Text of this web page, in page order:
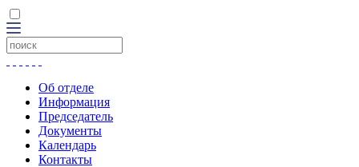
Об отделе
Информация
Председатель
Документы
Календарь
Контакты